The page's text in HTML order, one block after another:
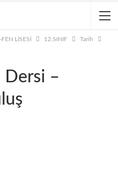
LİSESİ 12.SINIF Tarih
Dersi –